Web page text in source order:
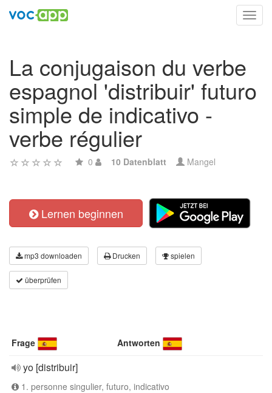
La conjugaison du verbe
espagnol 'distribuir' futuro
simple de indicativo -
verbe régulier
0 10 Datenblatt Mangel
Lernen beginnen
mp3 downloaden Drucken spielen
überprüfen
Frage Antworten
yo [distribuir]
1. personne singulier, futuro, indicativo